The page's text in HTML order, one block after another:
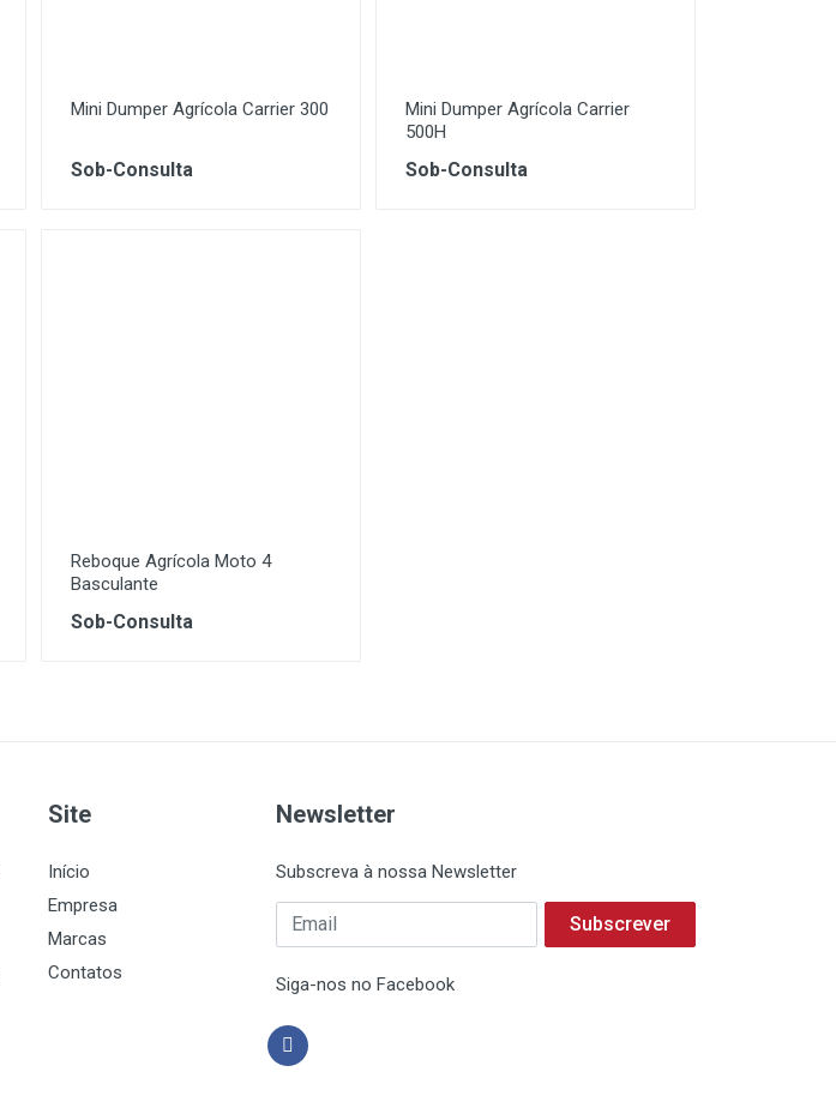
Mini Dumper Agrícola Carrier 300
Sob-Consulta
Mini Dumper Agrícola Carrier
500H
Sob-Consulta
Reboque Agrícola Moto 4
Basculante
Sob-Consulta
Site
Início
Empresa
Marcas
Contatos
Newsletter
Subscreva à nossa Newsletter
Subscrever
Siga-nos no Facebook